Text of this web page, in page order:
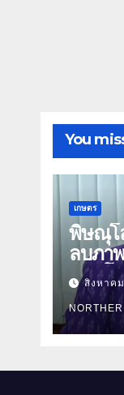
You
เกษตร
พิษณุโ
ลบภา
พลิกโ
รุ่งเรือ
มุ่งปร
นวัตก
(คลิป)
สิงหาค